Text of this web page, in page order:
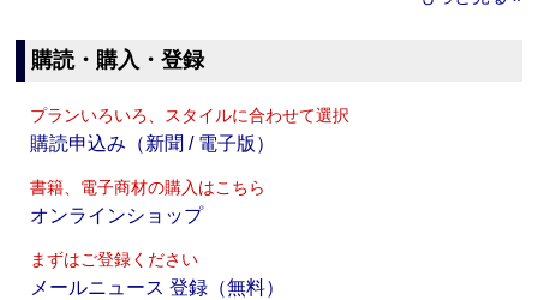
購読・購入・登録
プランいろいろ、スタイルに合わせて選択
購読申込み（新聞 / 電子版）
書籍、電子商材の購入はこちら
オンラインショップ
まずはご登録ください
メールニュース 登録（無料）